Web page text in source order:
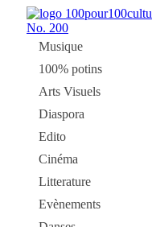
No. 200
Musique
100% potins
Arts Visuels
Diaspora
Edito
Cinéma
Litterature
Evènements